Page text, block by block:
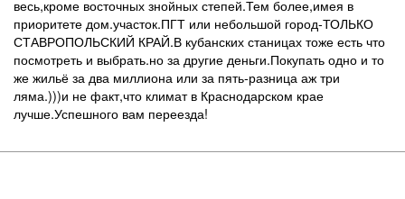
весь,кроме восточных знойных степей.Тем более,имея в
приоритете дом.участок.ПГТ или небольшой город-ТОЛЬКО
СТАВРОПОЛЬСКИЙ КРАЙ.В кубанских станицах тоже есть что
посмотреть и выбрать.но за другие деньги.Покупать одно и то
же жильё за два миллиона или за пять-разница аж три
ляма.)))и не факт,что климат в Краснодарском крае
лучше.Успешного вам переезда!